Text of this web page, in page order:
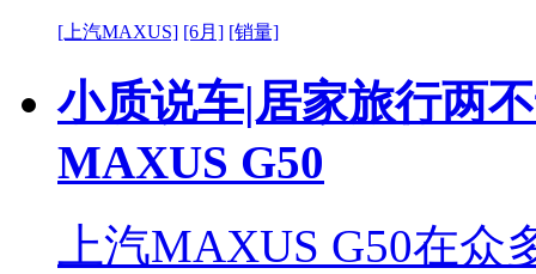
[上汽MAXUS] [6月] [销量]
小质说车|居家旅行两
MAXUS G50
上汽MAXUS G50在